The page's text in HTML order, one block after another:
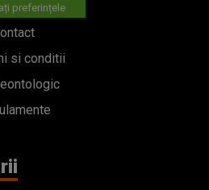
preferințele
si conditii